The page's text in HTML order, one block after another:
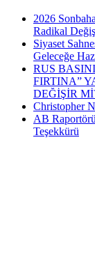
2026
Radikal
Siyaset
Geleceğe
RUS
FIRTINA”
DEĞİŞİR
Christopher
AB
Teşekkürü